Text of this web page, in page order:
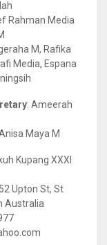
R
H
Rahman Media
M, Rafika
Media, Espana
: Ameerah
Maya M
Kupang XXXI
Upton St, St
Australia